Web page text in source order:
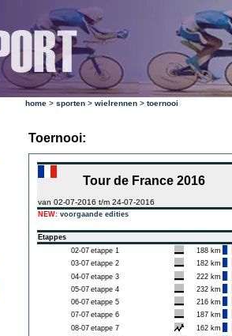
home > sporten > wielrennen > toernooi
Toernooi:
Tour de France 2016
van 02-07-2016 t/m 24-07-2016
NEW: voorgaande edities
Etappes
02-07 etappe 1
188 km
03-07 etappe 2
182 km
04-07 etappe 3
222 km
05-07 etappe 4
232 km
06-07 etappe 5
216 km
07-07 etappe 6
187 km
08-07 etappe 7
162 km